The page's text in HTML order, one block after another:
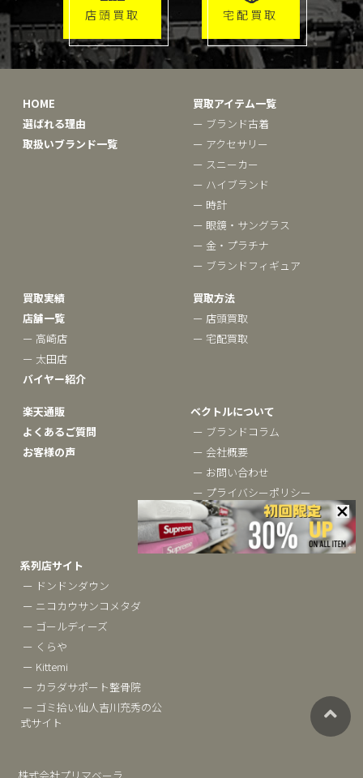
店頭買取 宅配買取
HOME
選ばれる理由
取扱いブランド一覧
買取アイテム一覧
ー ブランド古着
ー アクセサリー
ー スニーカー
ー ハイブランド
ー 時計
ー 眼鏡・サングラス
ー 金・プラチナ
ー ブランドフィギュア
買取実績
店舗一覧
ー 高崎店
ー 太田店
バイヤー紹介
買取方法
ー 店頭買取
ー 宅配買取
楽天通販
よくあるご質問
お客様の声
ベクトルについて
ー ブランドコラム
ー 会社概要
ー お問い合わせ
ー プライバシーポリシー
ー 採用情報
ー サイトマップ
系列店サイト
ー ドンドンダウン
ー ニコカウサンコメタダ
ー ゴールディーズ
ー くらや
ー Kittemi
ー カラダサポート整骨院
ー ゴミ拾い仙人吉川充秀の公
式サイト